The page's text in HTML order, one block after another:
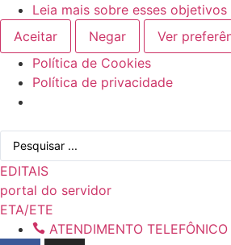
Leia mais sobre esses objetivos
Aceitar
Negar Ver
Política de Cookies
Política de privacidade
para
o
conteúdo
Pesquisar
EDITAIS
portal do servidor
ETA/ETE
ATENDIMENTO